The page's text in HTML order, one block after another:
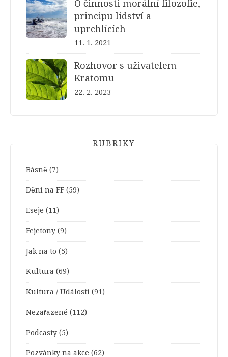
O činnosti morální filozofie,
principu lidství a
uprchlících
11. 1. 2021
Rozhovor s uživatelem
Kratomu
22. 2. 2023
RUBRIKY
Básně (7)
Dění na FF (59)
Eseje (11)
Fejetony (9)
Jak na to (5)
Kultura (69)
Kultura / Události (91)
Nezařazené (112)
Podcasty (5)
Pozvánky na akce (62)